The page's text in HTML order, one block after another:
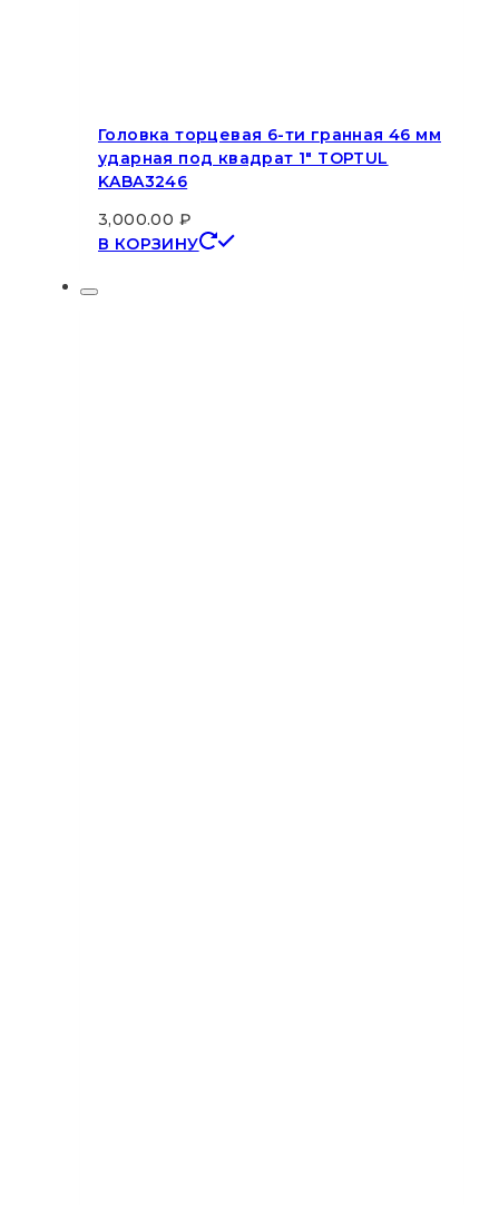
Головка торцевая 6-ти гранная 46 мм
ударная под квадрат 1″ TOPTUL
KABA3246
3,000.00 ₽
В КОРЗИНУ